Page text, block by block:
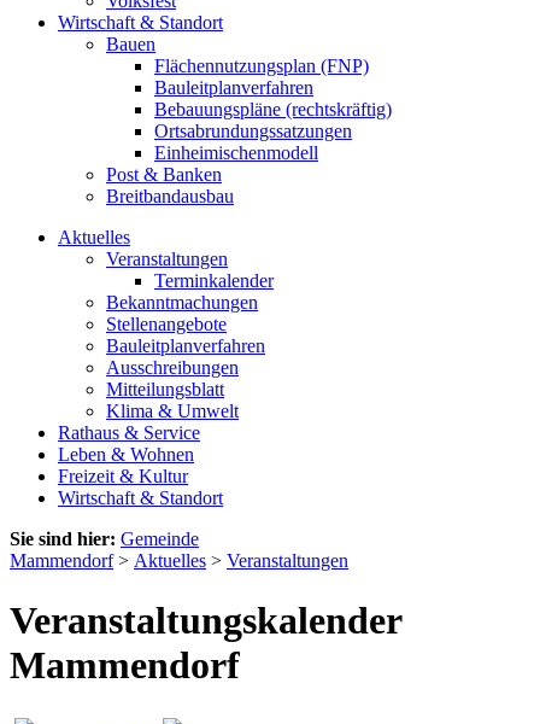
Wirtschaft & Standort
Bauen
Flächennutzungsplan (FNP)
Bauleitplanverfahren
Bebauungspläne (rechtskräftig)
Ortsabrundungssatzungen
Einheimischenmodell
Post & Banken
Breitbandausbau
Aktuelles
Veranstaltungen
Terminkalender
Bekanntmachungen
Stellenangebote
Bauleitplanverfahren
Ausschreibungen
Mitteilungsblatt
Klima & Umwelt
Rathaus & Service
Leben & Wohnen
Freizeit & Kultur
Wirtschaft & Standort
Sie sind hier: Gemeinde
Mammendorf> Aktuelles > Veranstaltungen
Veranstaltungskalender
Mammendorf